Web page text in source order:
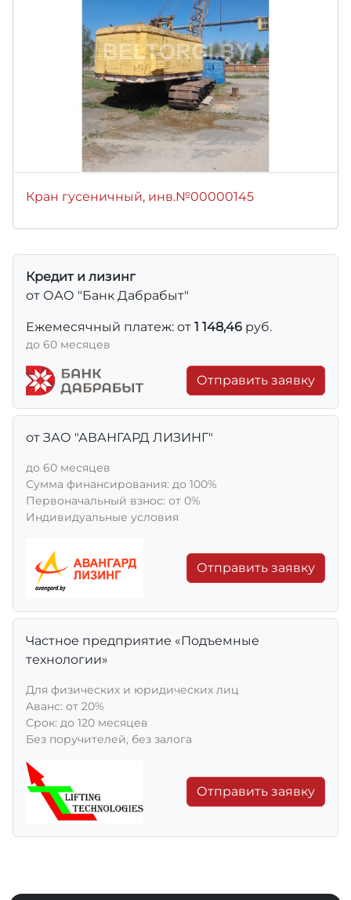
Кран гусеничный, инв.№00000145
Кредит и лизинг
от ОАО "Банк Дабрабыт"
Ежемесячный платеж: от 1 148,46 руб.
до 60 месяцев
Отправить заявку
от ЗАО "АВАНГАРД ЛИЗИНГ"
до 60 месяцев
Сумма финансирования: до 100%
Первоначальный взнос: от 0%
Индивидуальные условия
Отправить заявку
Частное предприятие «Подъемные
технологии»
Для физических и юридических лиц
Aванс: от 20%
Срок: до 120 месяцев
Без поручителей, без залога
Отправить заявку